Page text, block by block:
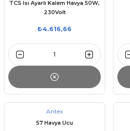
TCS Isı Ayarlı Kalem Havya 50W,
230Volt
₺4.616,66
Antex
57 Havya Ucu